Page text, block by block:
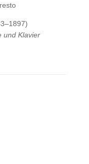
und Klavier